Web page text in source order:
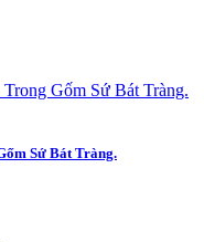
Sứ Bát Tràng.